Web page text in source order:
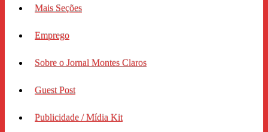
Mais Seções
Emprego
Sobre o Jornal Montes Claros
Guest Post
Publicidade / Mídia Kit